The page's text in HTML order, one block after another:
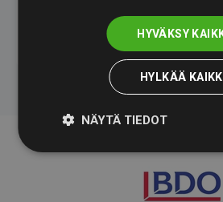
Websites, jotka tukevat
HYVÄKSY
HYLKÄÄ
NÄYTÄ TIEDOT